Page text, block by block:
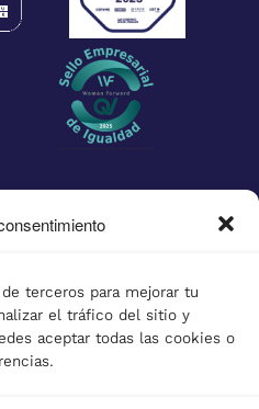
terceros para mejorar tu
el tráfico del sitio y
aceptar todas las cookies o